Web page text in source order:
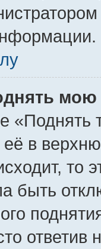
мою
«Поднять
её в
то
быть
ответив